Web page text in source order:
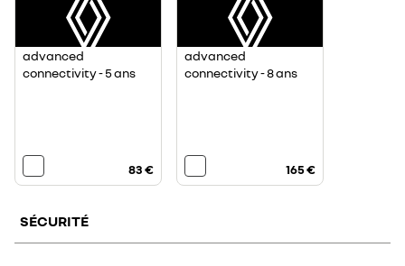
advanced
connectivity - 5 ans
83 €
advanced
connectivity - 8 ans
165 €
SÉCURITÉ